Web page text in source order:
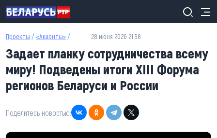
Перейти к основному содержанию
Проекты / «Акценты» / 28 июня 2026 21:38
Задает планку сотрудничества всему
миру! Подведены итоги XIII Форума
регионов Беларуси и России
Поделитесь новостью: